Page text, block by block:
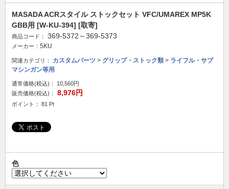
MASADA ACRスタイル ストックセット VFC/UMAREX MP5K
GBB用 [W-KU-394] [取寄]
商品コード： 369-5372～369-5373
メーカー： 5KU
関連カテゴリ： カスタムパーツ > グリップ・ストック類 > ライフル・サブ
マシンガン等用
通常価格(税込)：
10,560円
販売価格(税込)：
8,976円
ポイント： 81 Pt
色